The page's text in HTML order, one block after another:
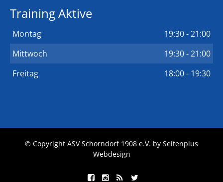
Training Aktive
Montag
19:30 - 21:00
Mittwoch
19:30 - 21:00
Freitag
18:00 - 19:30
© Copyright ASV Schorndorf 1908 e.V. by Seitenplus
Webdesign